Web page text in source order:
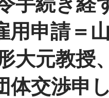
用申請＝
大元教授
体交渉申